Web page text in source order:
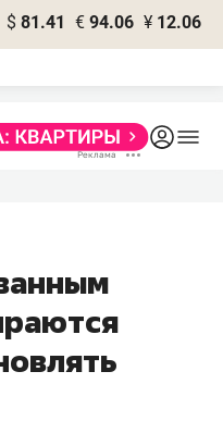
$ 81.41 € 94.06 ¥ 12.06